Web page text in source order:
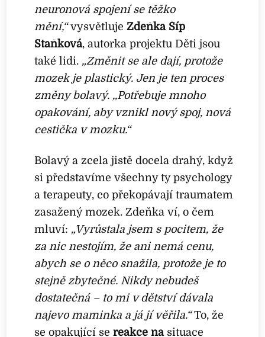
neuronová spojení se těžko
mění,“vysvětlujeZdeňka Šíp
Staňková, autorka projektu Děti jsou
také lidi. „Změnit se ale dají, protože
mozek je plastický. Jen je ten proces
změny bolavý. ,,Potřebuje mnoho
opakování, aby vznikl nový spoj, nová
cestička v mozku.“
Bolavý a zcela jistě docela drahý, když
si představíme všechny ty psychology
a terapeuty, co překopávají traumatem
zasažený mozek. Zdeňka ví, o čem
mluví: „Vyrůstala jsem s pocitem, že
za nic nestojím, že ani nemá cenu,
abych se o něco snažila, protože je to
stejně zbytečné. Nikdy nebudeš
dostatečná – to mi v dětství dávala
najevo maminka a já jí věřila.“To, že
se opakující sereakce nasituace